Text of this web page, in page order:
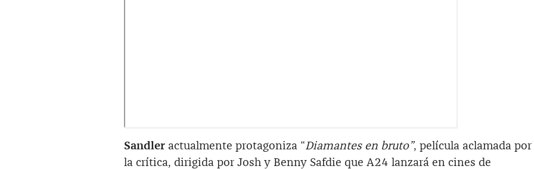
Sandler actualmente protagoniza “Diamantes en bruto”, película aclamada por
la crítica, dirigida por Josh y Benny Safdie que A24 lanzará en cines de